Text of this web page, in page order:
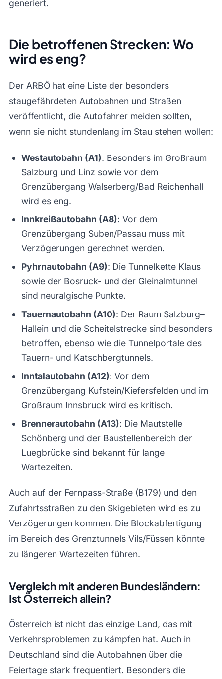
generiert.
Die betroffenen Strecken: Wo
wird es eng?
Der ARBÖ hat eine Liste der besonders
staugefährdeten Autobahnen und Straßen
veröffentlicht, die Autofahrer meiden sollten,
wenn sie nicht stundenlang im Stau stehen wollen:
Westautobahn (A1): Besonders im Großraum
Salzburg und Linz sowie vor dem
Grenzübergang Walserberg/Bad Reichenhall
wird es eng.
Innkreißautobahn (A8): Vor dem
Grenzübergang Suben/Passau muss mit
Verzögerungen gerechnet werden.
Pyhrnautobahn (A9): Die Tunnelkette Klaus
sowie der Bosruck- und der Gleinalmtunnel
sind neuralgische Punkte.
Tauernautobahn (A10): Der Raum Salzburg–
Hallein und die Scheitelstrecke sind besonders
betroffen, ebenso wie die Tunnelportale des
Tauern- und Katschbergtunnels.
Inntalautobahn (A12): Vor dem
Grenzübergang Kufstein/Kiefersfelden und im
Großraum Innsbruck wird es kritisch.
Brennerautobahn (A13): Die Mautstelle
Schönberg und der Baustellenbereich der
Luegbrücke sind bekannt für lange
Wartezeiten.
Auch auf der Fernpass-Straße (B179) und den
Zufahrtsstraßen zu den Skigebieten wird es zu
Verzögerungen kommen. Die Blockabfertigung
im Bereich des Grenztunnels Vils/Füssen könnte
zu längeren Wartezeiten führen.
Vergleich mit anderen Bundesländern:
Ist Österreich allein?
Österreich ist nicht das einzige Land, das mit
Verkehrsproblemen zu kämpfen hat. Auch in
Deutschland sind die Autobahnen über die
Feiertage stark frequentiert. Besonders die